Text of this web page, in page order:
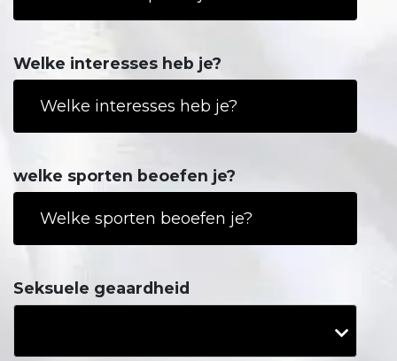
Welke interesses heb je?
welke sporten beoefen je?
Seksuele geaardheid